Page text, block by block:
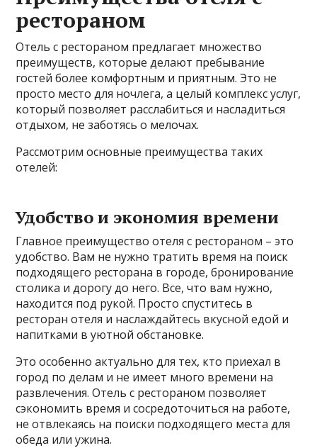
рестораном
Отель с рестораном предлагает множество
преимуществ, которые делают пребывание
гостей более комфортным и приятным. Это не
просто место для ночлега, а целый комплекс услуг,
который позволяет расслабиться и насладиться
отдыхом, не заботясь о мелочах.
Рассмотрим основные преимущества таких
отелей:
Удобство и экономия времени
Главное преимущество отеля с рестораном – это
удобство. Вам не нужно тратить время на поиск
подходящего ресторана в городе, бронирование
столика и дорогу до него. Все, что вам нужно,
находится под рукой. Просто спуститесь в
ресторан отеля и наслаждайтесь вкусной едой и
напитками в уютной обстановке.
Это особенно актуально для тех, кто приехал в
город по делам и не имеет много времени на
развлечения. Отель с рестораном позволяет
сэкономить время и сосредоточиться на работе,
не отвлекаясь на поиски подходящего места для
обеда или ужина.